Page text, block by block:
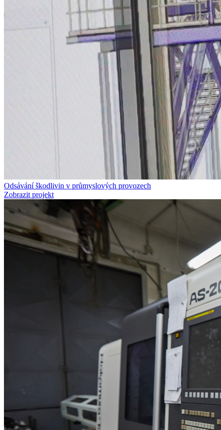
Odsávání škodlivin v průmyslových provozech
Zobrazit projekt